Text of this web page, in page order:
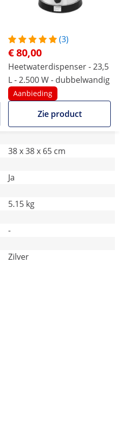
(3)
€ 80,00
Heetwaterdispenser - 23,5
L - 2.500 W - dubbelwandig
Aanbieding
Zie product
38 x 38 x 65 cm
Ja
5.15 kg
-
Zilver